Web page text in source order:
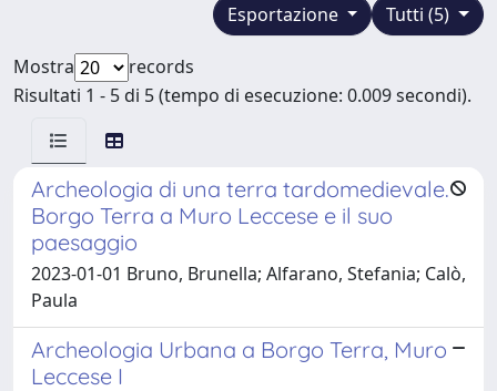
Tutti (5)
Esportazione
Mostra
records
Risultati 1 - 5 di 5 (tempo di esecuzione: 0.009 secondi).
Archeologia di una terra tardomedievale.
Borgo Terra a Muro Leccese e il suo
paesaggio
2023-01-01 Bruno, Brunella; Alfarano, Stefania; Calò,
Paula
Archeologia Urbana a Borgo Terra, Muro
Leccese I